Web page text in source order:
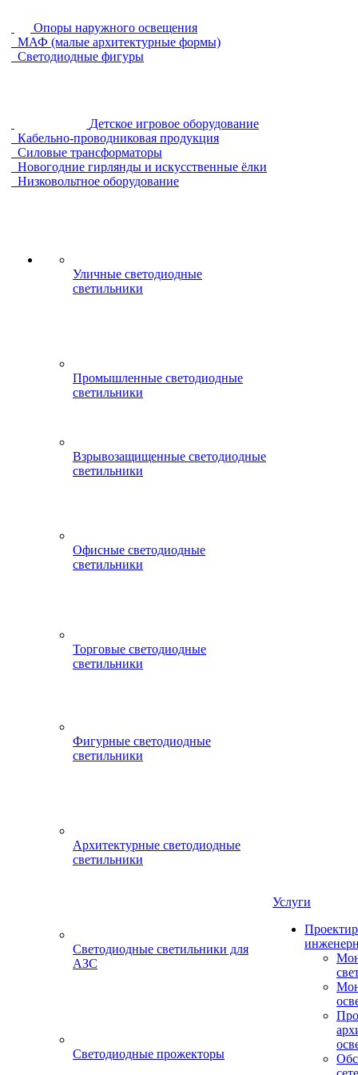
Опоры наружного освещения
МАФ (малые архитектурные формы)
Светодиодные фигуры
Детское игровое оборудование
Кабельно-проводниковая продукция
Силовые трансформаторы
Новогодние гирлянды и искусственные ёлки
Низковольтное оборудование
Уличные светодиодные
светильники
Промышленные светодиодные
светильники
Взрывозащищенные светодиодные
светильники
Офисные светодиодные
светильники
Торговые светодиодные
светильники
Фигурные светодиодные
светильники
Архитектурные светодиодные
светильники
Светодиодные светильники для
АЗС
Светодиодные прожекторы
Услуги